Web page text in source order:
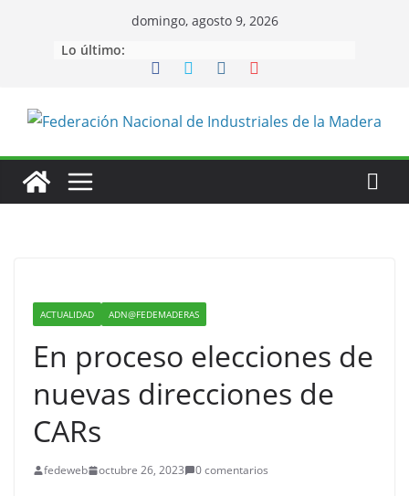
domingo, agosto 9, 2026
Lo último:
ACTUALIDAD ADN@FEDEMADERAS
En proceso elecciones de
nuevas direcciones de
CARs
fedeweb octubre 26, 2023 0 comentarios